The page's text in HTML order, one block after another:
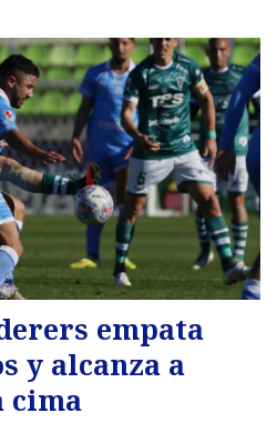
empata
y alcanza a
cima